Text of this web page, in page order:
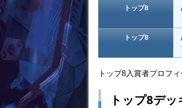
トップ8
トップ8
トップ8入賞者プロフ
トップ8デッ